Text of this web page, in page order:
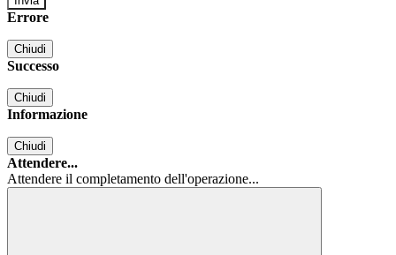
Errore
Chiudi
Successo
Chiudi
Informazione
Chiudi
Attendere...
Attendere il completamento dell'operazione...